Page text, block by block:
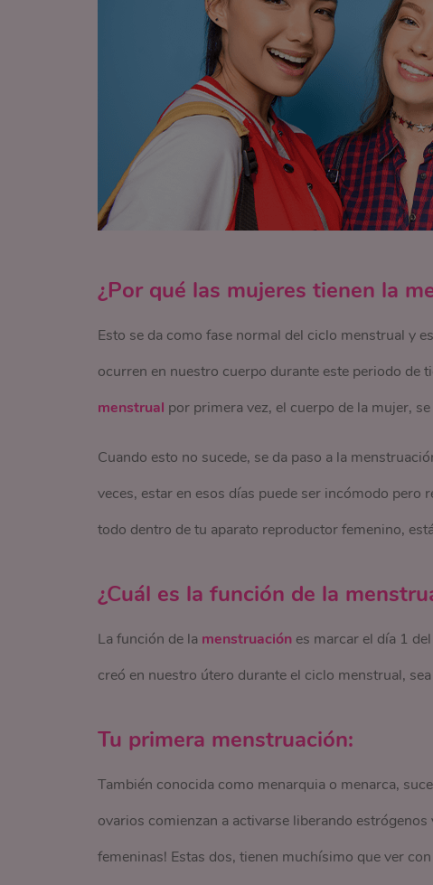
¿Por qué las mujeres tienen la
Esto se da como fase normal del ciclo menstrual y
ocurren en nuestro cuerpo durante este periodo de
menstrual por primera vez, el cuerpo de la mujer,
Cuando esto no sucede, se da paso a la
veces, estar en esos días puede ser incómodo pero
todo dentro de tu aparato reproductor femenino,
¿Cuál es la función de la
La función de la menstruaciónes marcar el día 1
creó en nuestro útero durante el ciclo menstrual,
Tu primera menstruación:
También conocida como menarquia o menarca,
ovarios comienzan a activarse liberando
femeninas! Estas dos, tienen muchísimo que ver